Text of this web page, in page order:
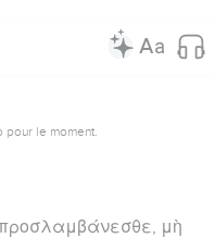
le moment.
προσλαμβάνεσθε, μὴ